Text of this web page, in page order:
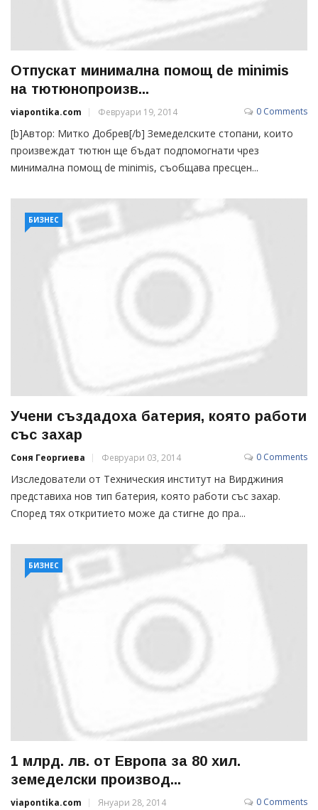
Отпускат минимална помощ de minimis
на тютюнопроизв...
viapontika.com Февруари 19, 2014 0 Comments
[b]Автор: Митко Добрев[/b] Земеделските стопани, които
произвеждат тютюн ще бъдат подпомогнати чрез
минимална помощ de minimis, съобщава пресцен...
БИЗНЕС
Учени създадоха батерия, която работи
със захар
Соня Георгиева Февруари 03, 2014 0 Comments
Изследователи от Техническия институт на Вирджиния
представиха нов тип батерия, която работи със захар.
Според тях откритието може да стигне до пра...
БИЗНЕС
1 млрд. лв. от Европа за 80 хил.
земеделски производ...
viapontika.com Януари 28, 2014 0 Comments